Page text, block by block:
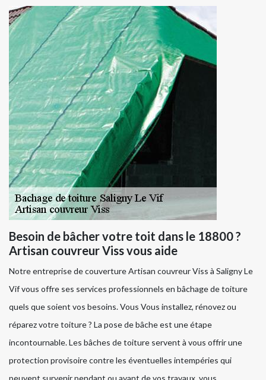
Besoin de bâcher votre toit dans le 18800 ?
Artisan couvreur Viss vous aide
Notre entreprise de couverture Artisan couvreur Viss à Saligny Le
Vif vous offre ses services professionnels en bâchage de toiture
quels que soient vos besoins. Vous Vous installez, rénovez ou
réparez votre toiture ? La pose de bâche est une étape
incontournable. Les bâches de toiture servent à vous offrir une
protection provisoire contre les éventuelles intempéries qui